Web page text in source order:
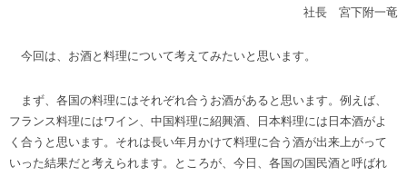
社長 宮下附一竜
今回は、お酒と料理について考えてみたいと思います。
まず、各国の料理にはそれぞれ合うお酒があると思います。例えば、
フランス料理にはワイン、中国料理に紹興酒、日本料理には日本酒がよ
く合うと思います。それは長い年月かけて料理に合う酒が出来上がって
いった結果だと考えられます。ところが、今日、各国の国民酒と呼ばれ